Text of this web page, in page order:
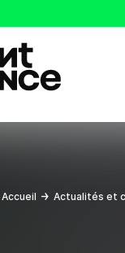
Accueil Actualités et